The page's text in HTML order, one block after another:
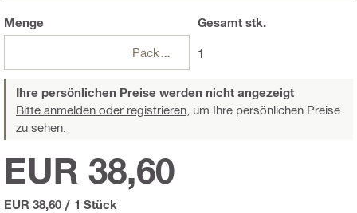
Menge
Packungen
Gesamtstk.
1
Ihre persönlichen Preise werden nicht angezeigt
Bitte anmelden oder registrieren, um Ihre persönlichen Preise
zu sehen.
EUR 38,60
EUR 38,60 / 1 Stück